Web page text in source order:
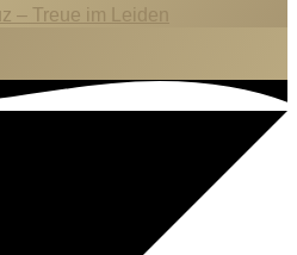
– Treue im Leiden